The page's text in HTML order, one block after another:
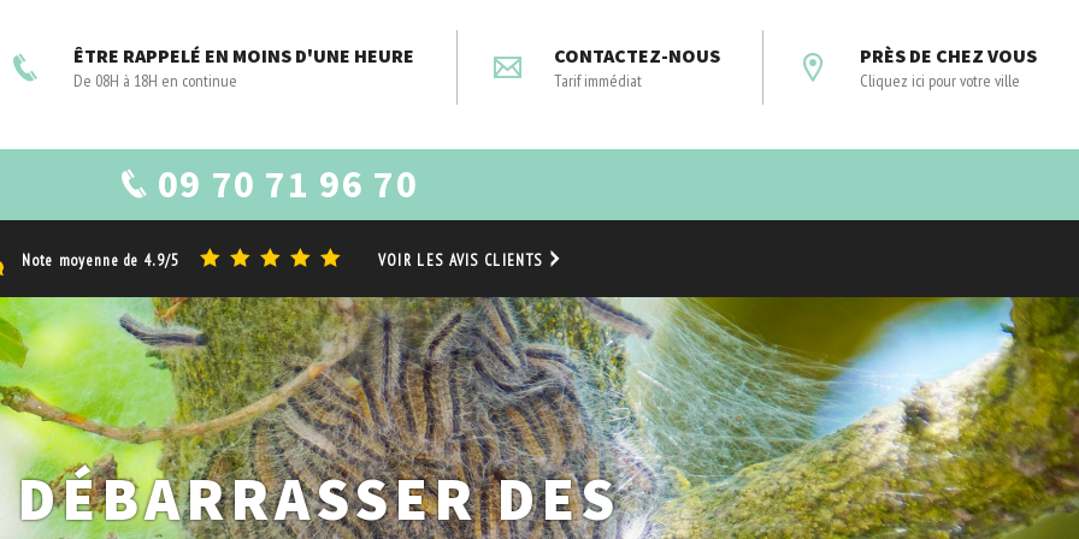
ÊTRE RAPPELÉ EN MOINS D'UNE HEURE
De 08H à 18H en continue
CONTACTEZ-NOUS
Tarif immédiat
PRÈS DE CHEZ VOUS
Cliquez ici pour votre ville
09 70 71 96 70
Note moyenne de4.9/5 VOIR LES AVIS CLIENTS
DÉBARRASSER DES